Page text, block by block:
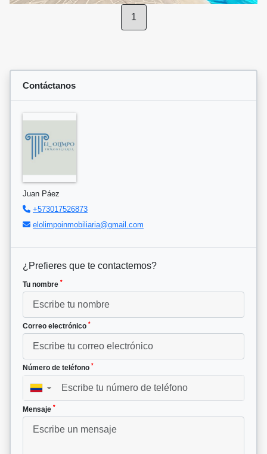
1
Contáctanos
Juan Páez
+573017526873
elolimpoinmobiliaria@gmail.com
¿Prefieres que te contactemos?
Tu nombre *
Correo electrónico *
Número de teléfono *
▼
Mensaje *